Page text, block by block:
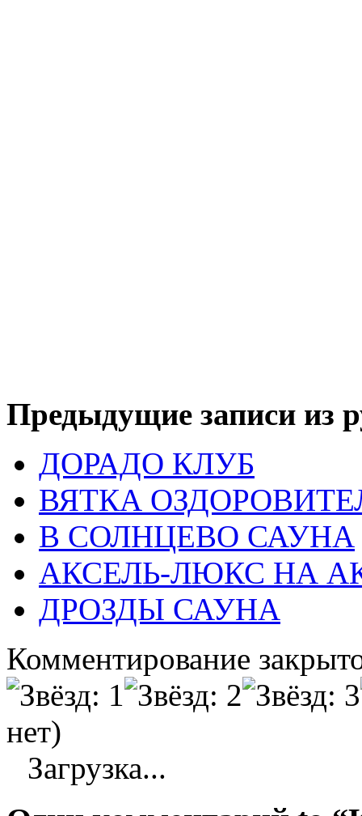
Предыдущие записи из
ДОРАДО КЛУБ
ВЯТКА
В СОЛНЦЕВО САУНА
АКСЕЛЬ-ЛЮКС НА
ДРОЗДЫ САУНА
Комментирование
нет)
Загрузка...